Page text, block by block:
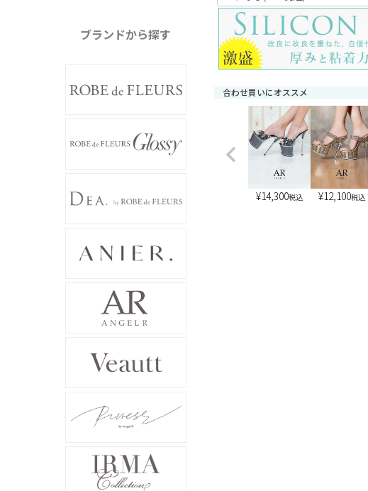
ブランドから探す
合わせ買いにオススメ
¥14,300税込 ¥12,100税込